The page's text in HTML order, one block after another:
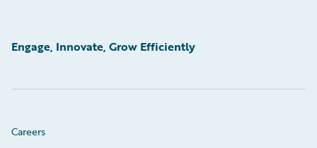
Engage, Innovate, Grow Efficiently
Careers